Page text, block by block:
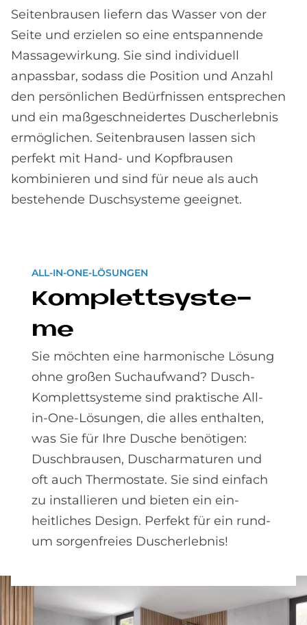
Seitenbrausen liefern das Wasser von der
Seite und erzielen so eine entspannende
Massagewirkung. Sie sind individuell
anpassbar, sodass die Position und Anzahl
den persönlichen Bedürfnissen entsprechen
und ein maßgeschneidertes Duscherlebnis
ermöglichen. Seitenbrausen lassen sich
perfekt mit Hand- und Kopfbrausen
kombinieren und sind für neue als auch
bestehende Duschsysteme geeignet.
ALL-IN-ONE-LÖSUNGEN
Kom­plett­sy­ste­
me
Sie möchten eine harmonische Lösung
ohne großen Suchaufwand? Dusch-
Komplettsysteme sind praktische All-
in-One-Lösungen, die alles enthalten,
was Sie für Ihre Dusche benötigen:
Dusch­brausen, Dusch­armaturen und
oft auch Thermos­tate. Sie sind einfach
zu installieren und bieten ein ein­
heitliches Design. Perfekt für ein rund­
um sorgen­freies Duscherlebnis!